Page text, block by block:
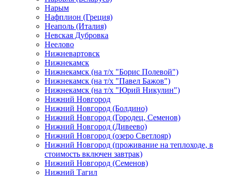
Нарым
Нафплион (Греция)
Неаполь (Италия)
Невская Дубровка
Неелово
Нижневартовск
Нижнекамск
Нижнекамск (на т/х "Борис Полевой")
Нижнекамск (на т/х "Павел Бажов")
Нижнекамск (на т/х "Юрий Никулин")
Нижний Новгород
Нижний Новгород (Болдино)
Нижний Новгород (Городец, Семенов)
Нижний Новгород (Дивеево)
Нижний Новгород (озеро Светлояр)
Нижний Новгород (проживание на теплоходе, в
стоимость включен завтрак)
Нижний Новгород (Семенов)
Нижний Тагил